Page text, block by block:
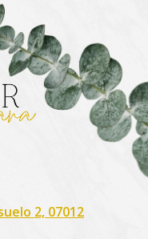
2, 07012